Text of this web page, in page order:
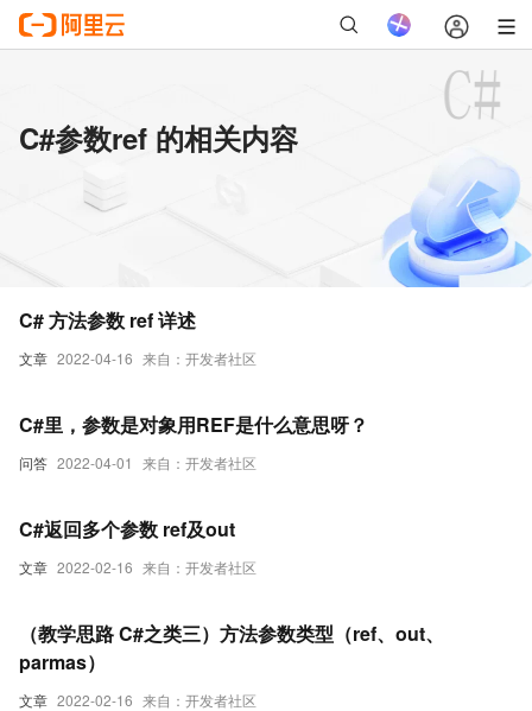
C#参数ref 的相关内容
文章 2022-04-16 来自：开发者社区
C# 方法参数 ref 详述
问答 2022-04-01 来自：开发者社区
C#里，参数是对象用REF是什么意思呀？
文章 2022-02-16 来自：开发者社区
C#返回多个参数 ref及out
文章 2022-02-16 来自：开发者社区
（教学思路 C#之类三）方法参数类型（ref、out、
parmas）